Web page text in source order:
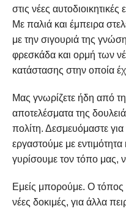
στις νέες
Με παλιά και έμπειρα
με την σιγουριά της
φρεσκάδα και ορμή των
κατάστασης στην οποία
Μας γνωρίζετε ήδη από
αποτελέσματα της
πολίτη. Δεσμευόμαστε για
εργαστούμε με
γυρίσουμε τον τόπο μας,
Εμείς μπορούμε. Ο τόπος
νέες δοκιμές, για άλλα